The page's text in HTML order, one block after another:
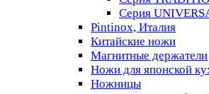
Серия
Pintinox, Италия
Китайские ножи
Магнитные держатели
Ножи для японской
Ножницы